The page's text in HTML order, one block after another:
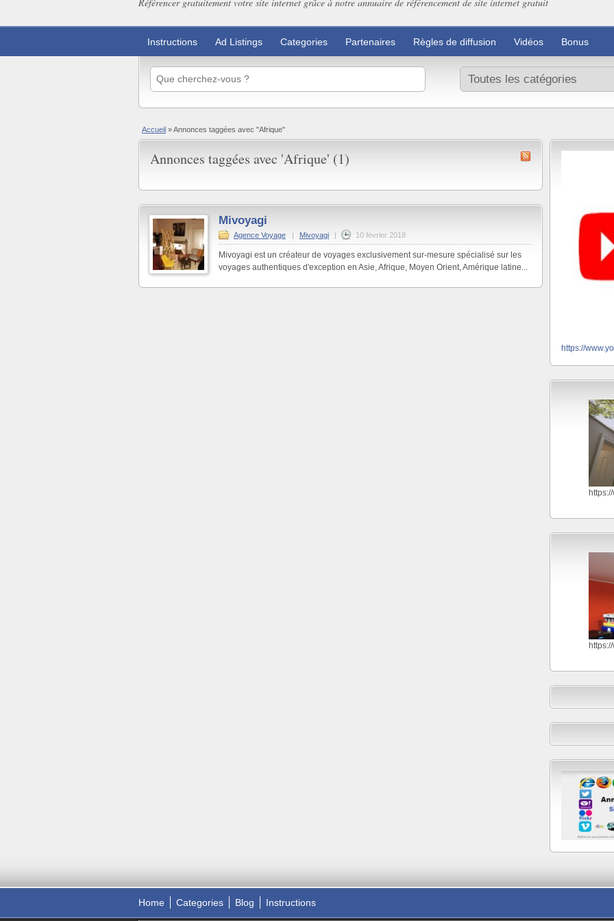
Instructions Ad Listings Categories Partenaires Règles de diffusion Vidéos Bonus
Accueil »Annonces taggées avec "Afrique"
Annonces taggées avec 'Afrique' (1)
Mivoyagi
Agence Voyage | Mivoyagi | 10 février 2018
Mivoyagi est un créateur de voyages exclusivement sur-mesure spécialisé sur les
voyages authentiques d'exception en Asie, Afrique, Moyen Orient, Amérique latine...
https://
Home Categories Blog Instructions